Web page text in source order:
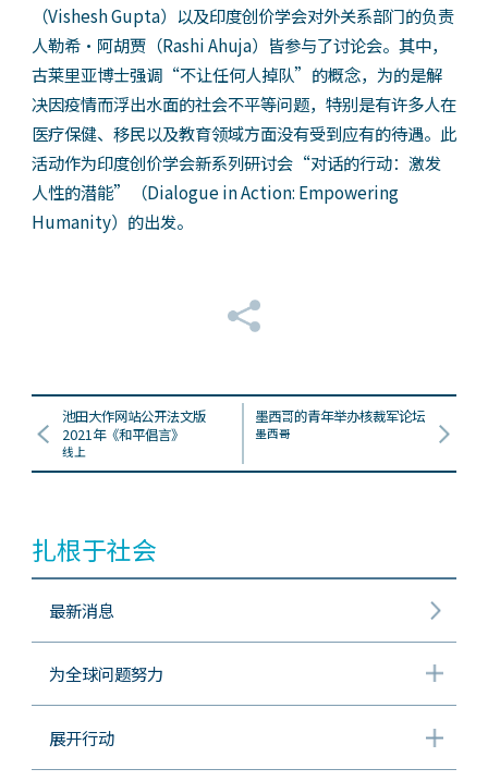
（Vishesh Gupta）以及印度创价学会对外关系部门的负责
人勒希•阿胡贾（Rashi Ahuja）皆参与了讨论会。其中，
古莱里亚博士强调“不让任何人掉队”的概念，为的是解
决因疫情而浮出水面的社会不平等问题，特别是有许多人在
医疗保健、移民以及教育领域方面没有受到应有的待遇。此
活动作为印度创价学会新系列研讨会“对话的行动：激发
人性的潜能”（Dialogue in Action: Empowering
Humanity）的出发。
池田大作网站公开法文版
2021年《和平倡言》
线上
墨西哥的青年举办核裁军论坛
墨西哥
扎根于社会
最新消息
为全球问题努力
展开行动